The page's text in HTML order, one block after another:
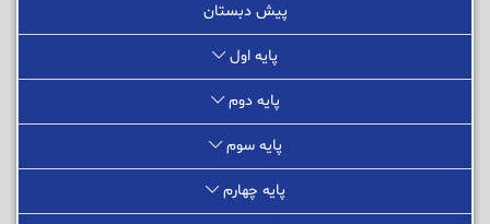
پیش دبستان
پایه اول
پایه دوم
پایه سوم
پایه چهارم